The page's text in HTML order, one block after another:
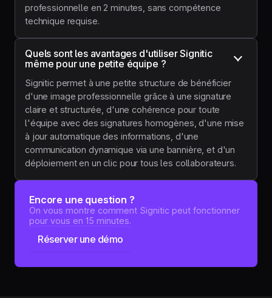
professionnelle en 2 minutes, sans compétence
technique requise.
Quels sont les avantages d'utiliser Signitic
même pour une petite équipe ?
Signitic permet à une petite structure de bénéficier
d'une image professionnelle grâce à une signature
claire et structurée, d'une cohérence pour toute
l'équipe avec des signatures homogènes, d'une mise
à jour automatique des informations, d'une
communication dynamique via une bannière, et d'un
déploiement en un clic pour tous les collaborateurs.
Encore une question ?
On vous montre comment Signitic peut fonctionner
pour vous en 15 minutes.
Réserver une démo